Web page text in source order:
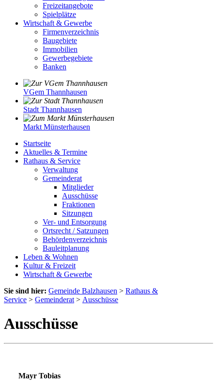
Freizeitangebote
Spielplätze
Wirtschaft & Gewerbe
Firmenverzeichnis
Baugebiete
Immobilien
Gewerbegebiete
Banken
VGem Thannhausen
Stadt Thannhausen
Markt Münsterhausen
Startseite
Aktuelles & Termine
Rathaus & Service
Verwaltung
Gemeinderat
Mitglieder
Ausschüsse
Fraktionen
Sitzungen
Ver- und Entsorgung
Ortsrecht / Satzungen
Behördenverzeichnis
Bauleitplanung
Leben & Wohnen
Kultur & Freizeit
Wirtschaft & Gewerbe
Sie sind hier: Gemeinde Balzhausen > Rathaus &
Service > Gemeinderat > Ausschüsse
Ausschüsse
Mayr Tobias